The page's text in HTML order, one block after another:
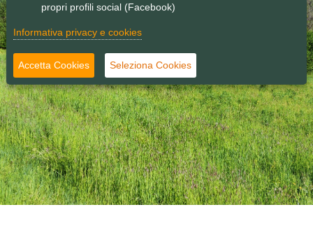
propri profili social (Facebook)
Informativa privacy e cookies
Accetta Cookies Seleziona Cookies